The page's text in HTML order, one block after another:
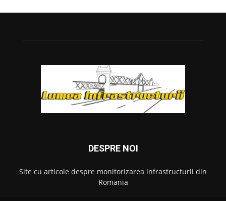
DESPRE NOI
Site cu articole despre monitorizarea infrastructurii din
Romania